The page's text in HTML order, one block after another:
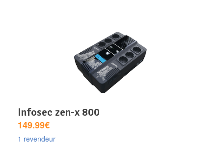
infosec zen-x 800
149.99€
1 revendeur